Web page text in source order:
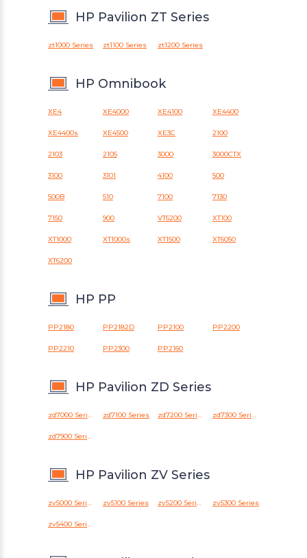
HP Pavilion ZT Series
zt1000 Series zt1100 Series zt1200 Series
HP Omnibook
XE4 XE4000 XE4100 XE4400
XE4400s XE4500 XE3С 2100
2103 2105 3000 3000CTX
3100 3101 4100 500
500B 510 7100 7130
7150 900 VT6200 XT100
XT1000 XT1000s XT1500 XT6050
XT6200
HP PP
PP2180 PP2182D PP2100 PP2200
PP2210 PP2300 PP2160
HP Pavilion ZD Series
zd7000 Series zd7100 Series zd7200 Series zd7300 Series
zd7900 Series
HP Pavilion ZV Series
zv5000 Series zv5100 Series zv5200 Series zv5300 Series
zv5400 Series